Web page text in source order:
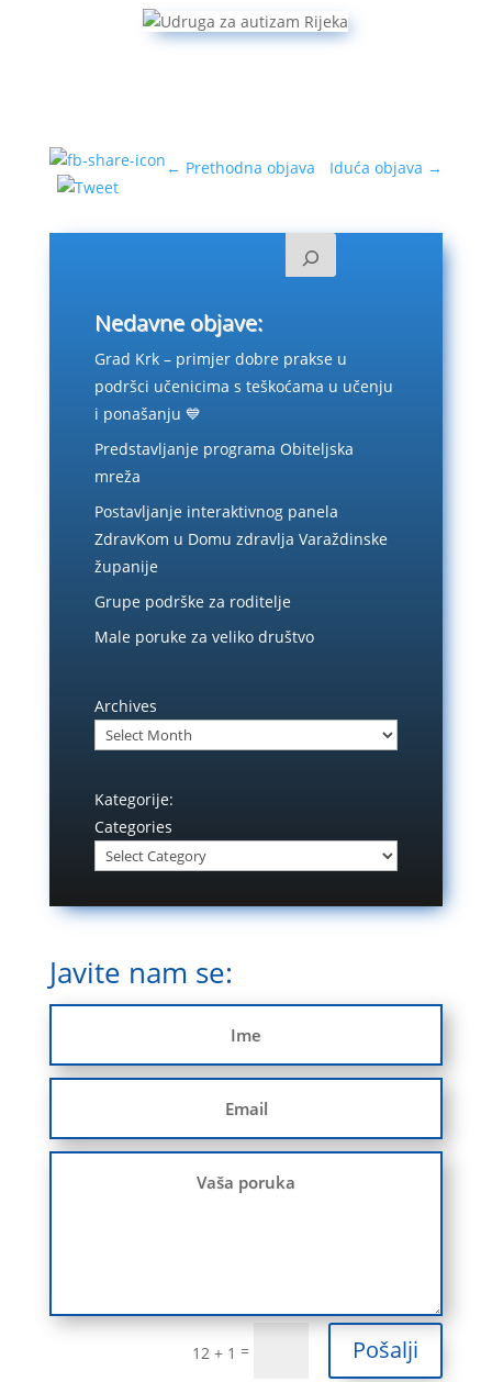
← Prethodna objava Iduća objava →
Nedavne objave:
Grad Krk – primjer dobre prakse u
podršci učenicima s teškoćama u učenju
i ponašanju 💙
Predstavljanje programa Obiteljska
mreža
Postavljanje interaktivnog panela
ZdravKom u Domu zdravlja Varaždinske
županije
Grupe podrške za roditelje
Male poruke za veliko društvo
Archives
Kategorije:
Categories
Javite nam se:
12 + 1 = Pošalji